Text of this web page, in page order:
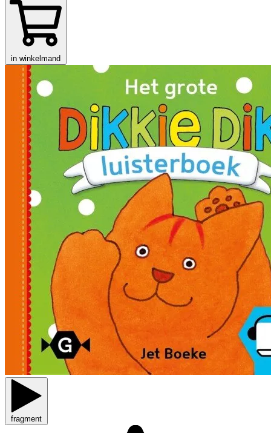
in winkelmand
fragment